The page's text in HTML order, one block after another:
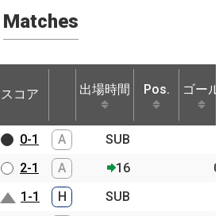
Matches
スコア 出場時間 Pos. ゴー
スコア 出場時間
0-1 A
SUB
2-1 A 16
1-1 H
SUB